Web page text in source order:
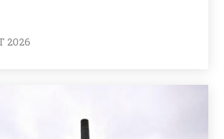
2026